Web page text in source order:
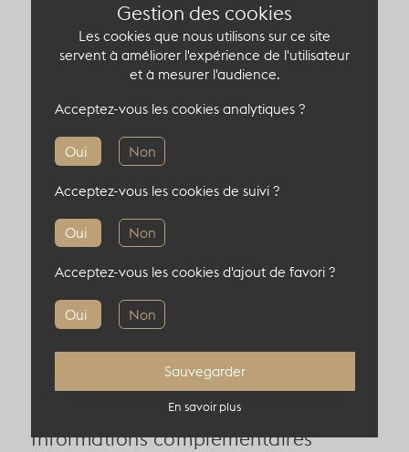
vue magistrale sur la place de la Concorde et
les monuments parisiens emblématiques.
La cour d'honneur de 900m² offre un espace
en plein air, uniquement sur demande.
salon de 30m² et deux salons de 53m² pour vos
plus petits événements.
Capacité du lieu atypique
500 pers en cocktail
150 pers en diner
Informations complémentaires
Gestion des cookies
Les cookies que nous utilisons sur ce site
servent à améliorer l'expérience de l'utilisateur
et à mesurer l'audience.
Oui Non
Acceptez-vous les cookies analytiques ?
Oui Non
Acceptez-vous les cookies de suivi ?
Oui Non
Acceptez-vous les cookies d'ajout de favori ?
Sauvegarder
En savoir plus